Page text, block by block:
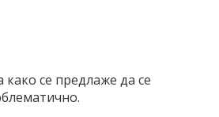
како се предлаже да се